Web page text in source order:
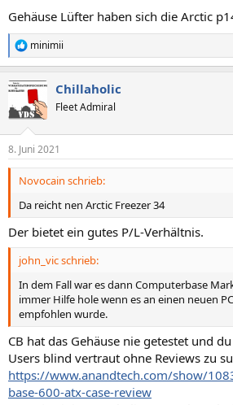
Gehäuse Lüfter haben sich die Arctic
R
e
k
i
e
n
minimii
Chillaholic
Fleet Admiral
8. Juni 2021
Novocain schrieb:
Da reicht nen Arctic Freezer 34
Der bietet ein gutes P/L-Verhältnis.
john_vic schrieb:
In dem Fall war es dann Computerbase
immer Hilfe hole wenn es an einen neuen
empfohlen wurde.
CB hat das Gehäuse nie getestet und
Users blind vertraut ohne Reviews zu
https://www.anandtech.com/show/
base-600-atx-case-review